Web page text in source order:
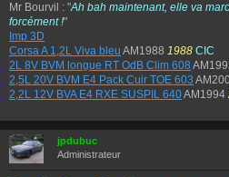
Mr Bourvil : "Ah bah maintenant, elle va
forcément !"
Imp 3D
Corsa A 1,2L Viva bleu AM1988 1988 CIC
2L 8V BVM longue RT OdB Clim 608
2,5L 20V BVM E4 Pack Cuir TOE 603
2,2L 12V BVA E4 RXE SUSPIL 640AM1994
jpdubuc
Administrateur